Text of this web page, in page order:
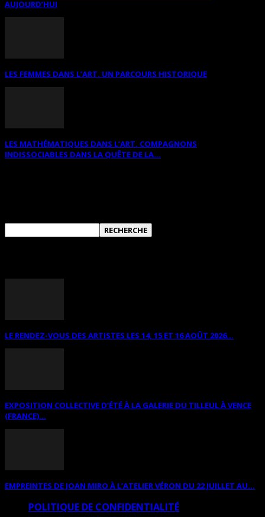
AUJOURD’HUI
LES FEMMES DANS L’ART. UN PARCOURS HISTORIQUE
LES MATHÉMATIQUES DANS L’ART. COMPAGNONS
INDISSOCIABLES DANS LA QUÊTE DE LA...
LE RENDEZ-VOUS DES ARTISTES LES 14, 15 ET 16 AOÛT 2026...
EXPOSITION COLLECTIVE D’ÉTÉ À LA GALERIE DU TILLEUL À VENCE
(FRANCE)...
EMPREINTES DE JOAN MIRO À L’ATELIER VÉRON DU 22 JUILLET AU...
POLITIQUE DE CONFIDENTIALITÉ